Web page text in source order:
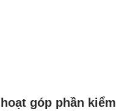
góp phần kiểm